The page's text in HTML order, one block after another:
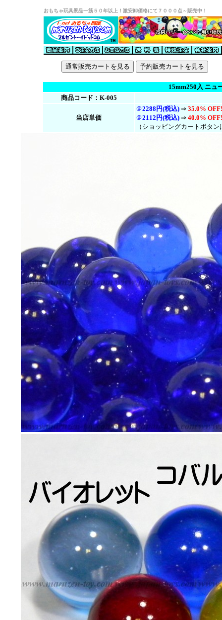
おもちゃ玩具景品一筋５０年以上！激安卸価格にて７０００点～販売中！
15mm250入 ニュ
商品コード：K-005
当店単価
＠2288円(税込) ⇒ 35.0% OFF!
＠2112円(税込) ⇒ 40.0% OFF!
（ショッピングカートボタ